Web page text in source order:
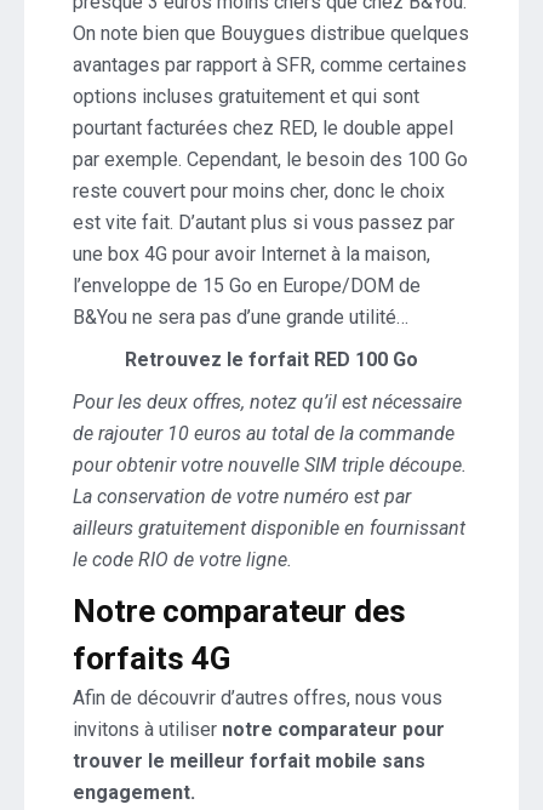
On note bien que Bouygues distribue quelques
avantages par rapport à SFR, comme certaines
options incluses gratuitement et qui sont
pourtant facturées chez RED, le double appel
par exemple. Cependant, le besoin des 100 Go
reste couvert pour moins cher, donc le choix
est vite fait. D’autant plus si vous passez par
une box 4G pour avoir Internet à la maison,
l’enveloppe de 15 Go en Europe/DOM de
B&You ne sera pas d’une grande utilité…
Retrouvez le forfait RED 100 Go
Pour les deux offres, notez qu’il est nécessaire
de rajouter 10 euros au total de la commande
pour obtenir votre nouvelle SIM triple découpe.
La conservation de votre numéro est par
ailleurs gratuitement disponible en fournissant
le code RIO de votre ligne.
Notre comparateur des
forfaits 4G
Afin de découvrir d’autres offres, nous vous
invitons à utiliser notre comparateur pour
trouver le meilleur forfait mobile sans
engagement.